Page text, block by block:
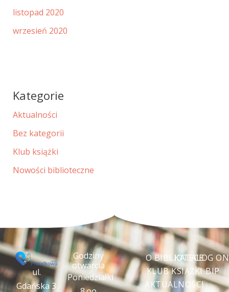
listopad 2020
wrzesień 2020
Kategorie
Aktualności
Bez kategorii
Klub książki
Nowości biblioteczne
ul.
Gdańska 3
Godziny
otwarcia
Poniedziałki
O BIBLIOTECE
KLUB KSIĄŻKI
AKTUALNOŚCI
KATALOG
BIP